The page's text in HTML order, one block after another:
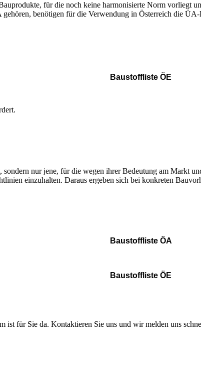
für die noch keine harmonisierte Norm vorliegt
benötigen für die Verwendung in Österreich die
Baustoffliste ÖE
nur jene, für die wegen ihrer Bedeutung am Markt
einzuhalten. Daraus ergeben sich bei konkreten
Baustoffliste ÖA
Baustoffliste ÖE
ist für Sie da. Kontaktieren Sie uns und wir melden uns